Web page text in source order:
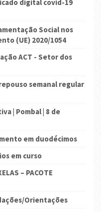
digital covid-19
Social nos
(UE) 2020/1054
ACT - Setor dos
semanal regular
| Pombal | 8 de
em duodécimos
em curso
– PACOTE
Orientações